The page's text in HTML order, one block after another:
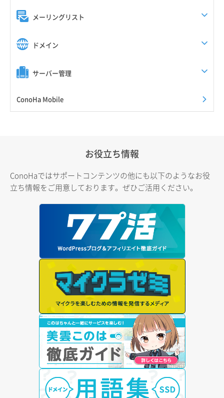
メーリングリスト
ドメイン
サーバー管理
ConoHa Mobile
お役立ち情報
ConoHaではサポートコンテンツの他にも以下のようなお役
立ち情報をご用意しております。ぜひご活用ください。